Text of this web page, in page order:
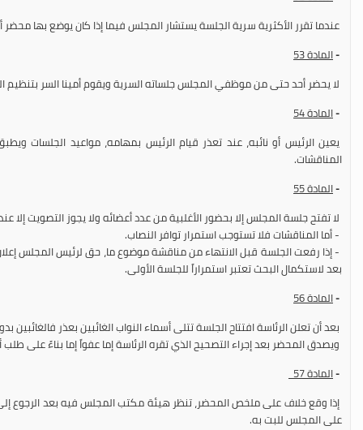
عندما تقرر الأكثرية سرية الجلسة يستشار المجلس فيما إذا كان يوضع بها محضر أم
-المادة
لا يحضر أحد حتى من موظفي المجلس جلساته السرية ويقوم أمينا السر
-المادة
يعين الرئيس أو نائبه، عند تعذر قيام الرئيس بمهامه، مواعيد الجلسات
المناقشات.
-المادة55
لا تفتح جلسة المجلس إلا بحضور الأغلبية من عدد أعضائه ولا يجوز التصويت إلا
- أما المناقشات فلا تستوجب استمرار توافر النصاب.
- إذا رفعت الجلسة قبل الانتهاء من مناقشة موضوع ما، حق لرئيس المجلس
بعد لاستكمال البحث تعتبر استمراراً للجلسة الأولى.
-المادة
بعد أن تعلن الرئاسة افتتاح الجلسة تتلى أسماء النواب الغائبين بعذر
ويصدق المحضر بعد إجراء التصحيح الذي تقره الرئاسة إما عفواً إما بناءً على طلب
-المادة
إذا وقع خلاف على ملخص المحضر، تنظر هيئة مكتب المجلس فيه بعد الرجوع
على المجلس للبت به.